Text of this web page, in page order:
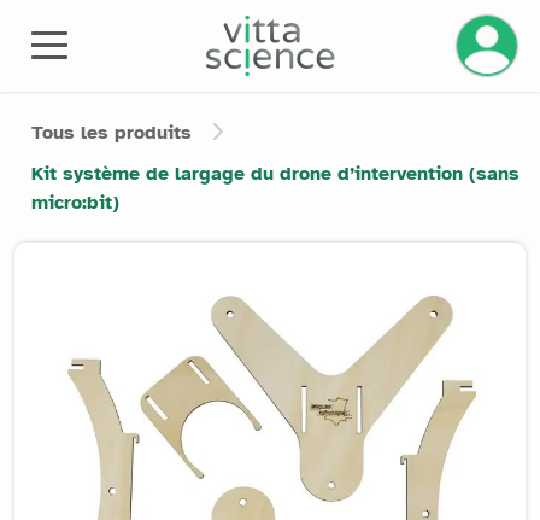
Gérez
Tous les produits
Kit système de largage du drone d’intervention (sans
micro:bit)